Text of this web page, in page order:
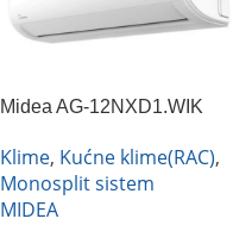
Midea AG-12NXD1.WIK
Klime, Kućne klime(RAC),
Monosplit sistem
MIDEA